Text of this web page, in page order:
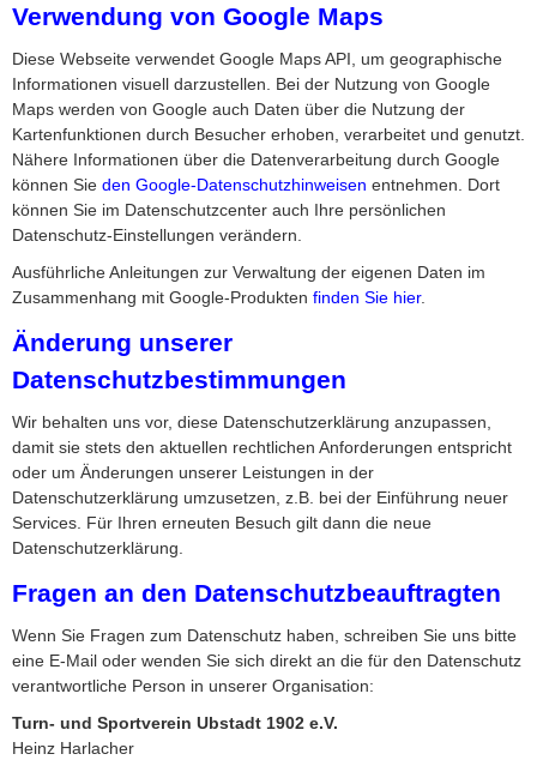
Verwendung von Google Maps
Diese Webseite verwendet Google Maps API, um geographische
Informationen visuell darzustellen. Bei der Nutzung von Google
Maps werden von Google auch Daten über die Nutzung der
Kartenfunktionen durch Besucher erhoben, verarbeitet und genutzt.
Nähere Informationen über die Datenverarbeitung durch Google
können Sie den Google-Datenschutzhinweisen entnehmen. Dort
können Sie im Datenschutzcenter auch Ihre persönlichen
Datenschutz-Einstellungen verändern.
Ausführliche Anleitungen zur Verwaltung der eigenen Daten im
Zusammenhang mit Google-Produkten finden Sie hier.
Änderung unserer
Datenschutzbestimmungen
Wir behalten uns vor, diese Datenschutzerklärung anzupassen,
damit sie stets den aktuellen rechtlichen Anforderungen entspricht
oder um Änderungen unserer Leistungen in der
Datenschutzerklärung umzusetzen, z.B. bei der Einführung neuer
Services. Für Ihren erneuten Besuch gilt dann die neue
Datenschutzerklärung.
Fragen an den Datenschutzbeauftragten
Wenn Sie Fragen zum Datenschutz haben, schreiben Sie uns bitte
eine E-Mail oder wenden Sie sich direkt an die für den Datenschutz
verantwortliche Person in unserer Organisation:
Turn- und Sportverein Ubstadt 1902 e.V.
Heinz Harlacher